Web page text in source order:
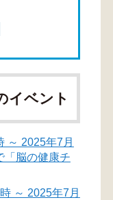
イベント
～ 2025年7月
「脳の健康チ
～ 2025年7月